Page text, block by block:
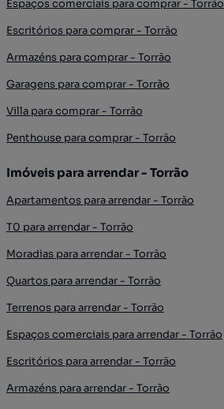
Espaços comerciais para comprar - Torrão
Escritórios para comprar - Torrão
Armazéns para comprar - Torrão
Garagens para comprar - Torrão
Villa para comprar - Torrão
Penthouse para comprar - Torrão
Imóveis para arrendar - Torrão
Apartamentos para arrendar - Torrão
T0 para arrendar - Torrão
Moradias para arrendar - Torrão
Quartos para arrendar - Torrão
Terrenos para arrendar - Torrão
Espaços comerciais para arrendar - Torrão
Escritórios para arrendar - Torrão
Armazéns para arrendar - Torrão